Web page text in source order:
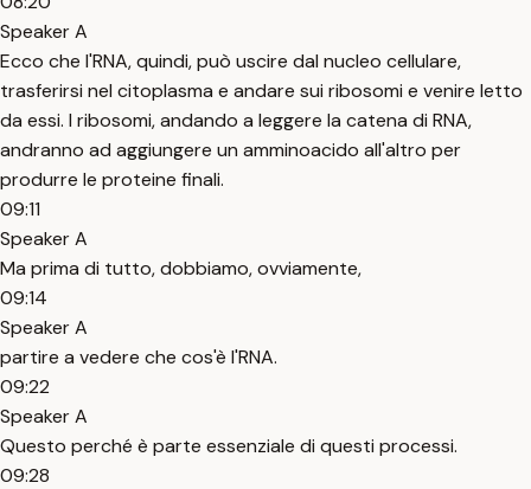
Speaker A
Ecco che l'RNA, quindi, può uscire dal nucleo cellulare,
trasferirsi nel citoplasma e andare sui ribosomi e venire letto
da essi. I ribosomi, andando a leggere la catena di RNA,
andranno ad aggiungere un amminoacido all'altro per
produrre le proteine finali.
09:11
Speaker A
Ma prima di tutto, dobbiamo, ovviamente,
09:14
Speaker A
partire a vedere che cos'è l'RNA.
09:22
Speaker A
Questo perché è parte essenziale di questi processi.
09:28